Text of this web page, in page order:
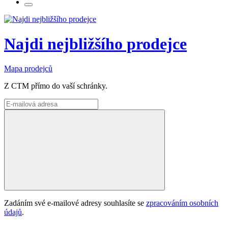
Najdi nejbližšího prodejce
Mapa prodejců
Z CTM přímo do vaší schránky.
Zadáním své e-mailové adresy souhlasíte se zpracováním osobních
údajů.